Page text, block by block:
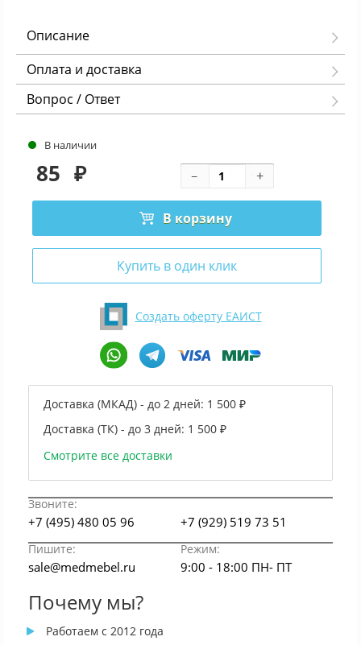
Описание
Оплата и доставка
Вопрос / Ответ
В наличии
85 ₽
В корзину
Купить в один клик
Создать оферту ЕАИСТ
Доставка (МКАД) - до 2 дней: 1 500 ₽
Доставка (ТК) - до 3 дней: 1 500 ₽
Смотрите все доставки
Звоните:
+7 (495) 480 05 96 +7 (929) 519 73 51
Пишите: Режим:
sale@medmebel.ru 9:00 - 18:00 ПН- ПТ
Почему мы?
Работаем с 2012 года